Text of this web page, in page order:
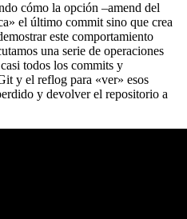
cómo la opción –amend del
el último commit sino que crea
este comportamiento
una serie de operaciones
todos los commits y
y el reflog para «ver» esos
y devolver el repositorio a